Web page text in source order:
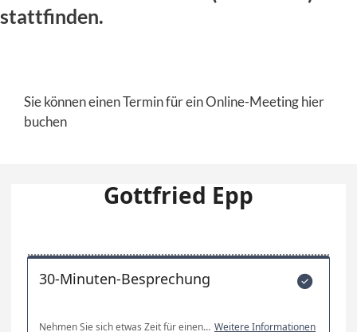
stattfinden.
Sie können einen Termin für ein Online-Meeting hier
buchen